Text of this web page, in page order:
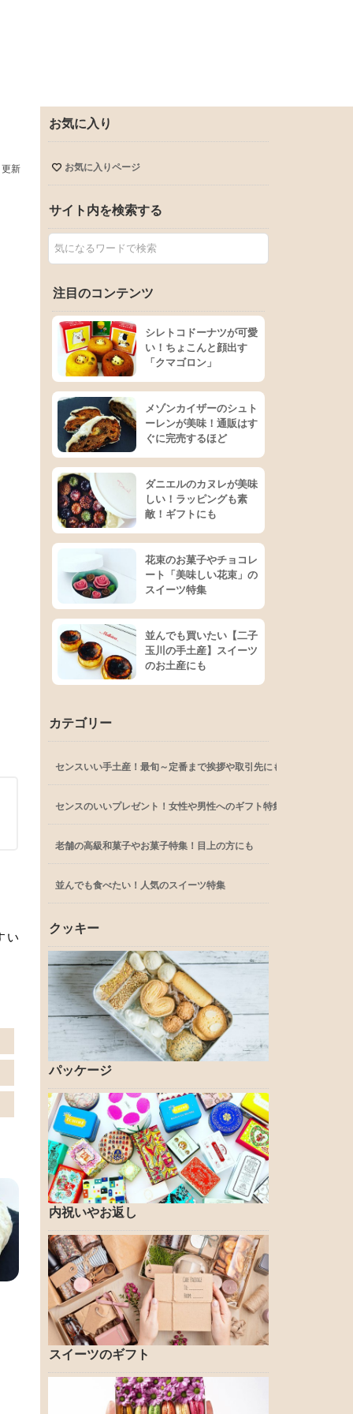
新
い
お気に入り
お気に入りページ
サイト内を検索する
注目のコンテンツ
シレトコドーナツが可愛
い！ちょこんと顔出す
「クマゴロン」
メゾンカイザーのシュト
ーレンが美味！通販はす
ぐに完売するほど
ダニエルのカヌレが美味
しい！ラッピングも素
敵！ギフトにも
花束のお菓子やチョコレ
ート「美味しい花束」の
スイーツ特集
並んでも買いたい【二子
玉川の手土産】スイーツ
のお土産にも
カテゴリー
センスいい手土産！最旬～定番まで挨拶や取引先にも
センスのいいプレゼント！女性や男性へのギフト特集
老舗の高級和菓子やお菓子特集！目上の方にも
並んでも食べたい！人気のスイーツ特集
クッキー
パッケージ
内祝いやお返し
スイーツのギフト